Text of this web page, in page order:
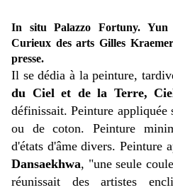
In situ Palazzo Fortuny.
Curieux des arts Gilles
presse.
Il se dédia à la peinture,
du Ciel et de la Terre,
définissait. Peinture appliquée
ou de coton. Peinture
d'états d'âme divers. Peinture
Dansaekhwa, "une seule
réunissait des artistes